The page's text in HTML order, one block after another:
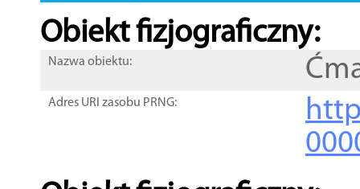
Obiekt fizjograficzny:
Nazwa obiektu:
Adres URI zasobu PRNG: